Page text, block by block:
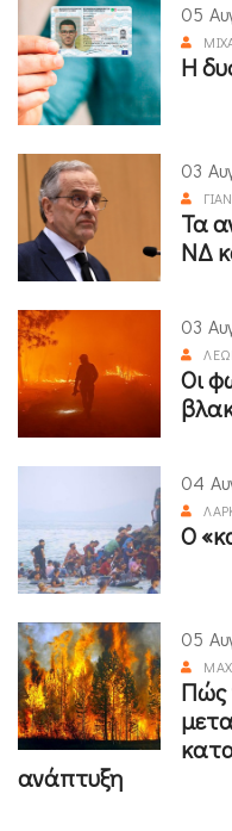
05
Η
03
Τα
ΝΔ
03
Οι
04
Ο
05
Πώς
ανάπτυξη